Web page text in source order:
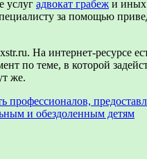
услуг адвокат грабеж и иных
за помощью
На интернет-ресурсе
по теме, в которой
же.
профессионалов,
и обездоленным детям